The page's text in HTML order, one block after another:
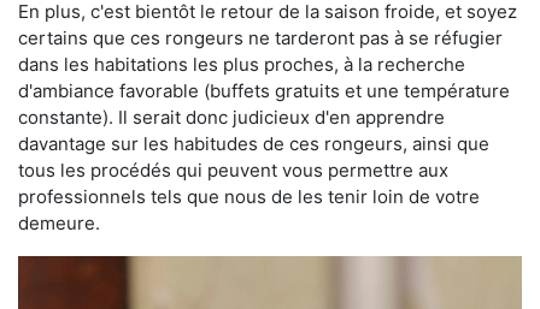
En plus, c'est bientôt le retour de la saison froide, et soyez
certains que ces rongeurs ne tarderont pas à se réfugier
dans les habitations les plus proches, à la recherche
d'ambiance favorable (buffets gratuits et une température
constante). Il serait donc judicieux d'en apprendre
davantage sur les habitudes de ces rongeurs, ainsi que
tous les procédés qui peuvent vous permettre aux
professionnels tels que nous de les tenir loin de votre
demeure.